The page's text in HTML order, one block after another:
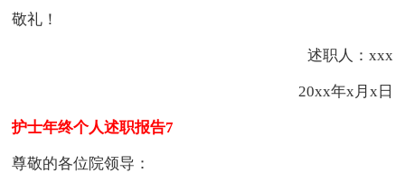
敬礼！
述职人：xxx
20xx年x月x日
护士年终个人述职报告7
尊敬的各位院领导：